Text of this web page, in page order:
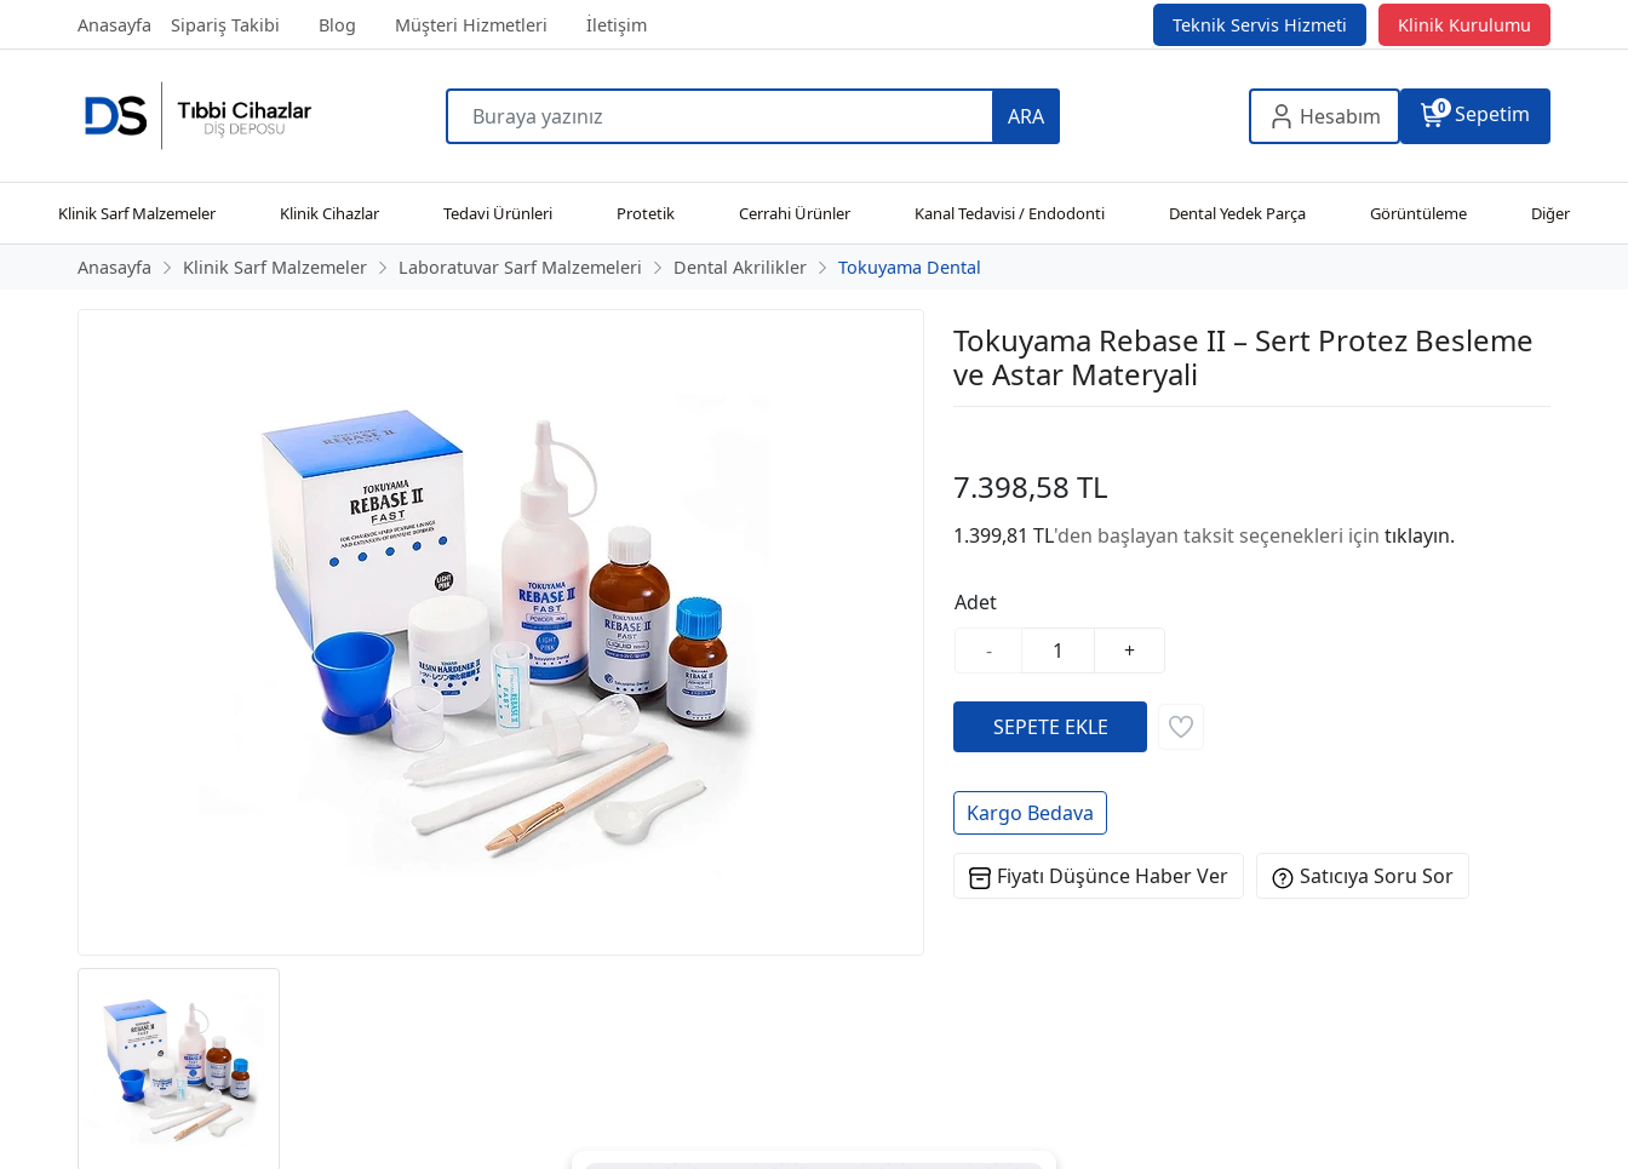
Anasayfa Sipariş Takibi Blog Müşteri Hizmetleri İletişim Teknik Servis Hizmeti Klinik Kurulumu
ARA Hesabım 0 Sepetim
Klinik Sarf Malzemeler Klinik Cihazlar Tedavi Ürünleri Protetik Cerrahi Ürünler Kanal Tedavisi / Endodonti Dental Yedek Parça Görüntüleme Diğer
Anasayfa Klinik Sarf Malzemeler Laboratuvar Sarf Malzemeleri Dental Akrilikler Tokuyama Dental
Tokuyama Rebase II – Sert Protez Besleme
ve Astar Materyali
7.398,58 TL
1.399,81 TL'den başlayan taksit seçenekleri içintıklayın.
Adet
-
+
Kargo Bedava
Fiyatı Düşünce Haber Ver Satıcıya Soru Sor